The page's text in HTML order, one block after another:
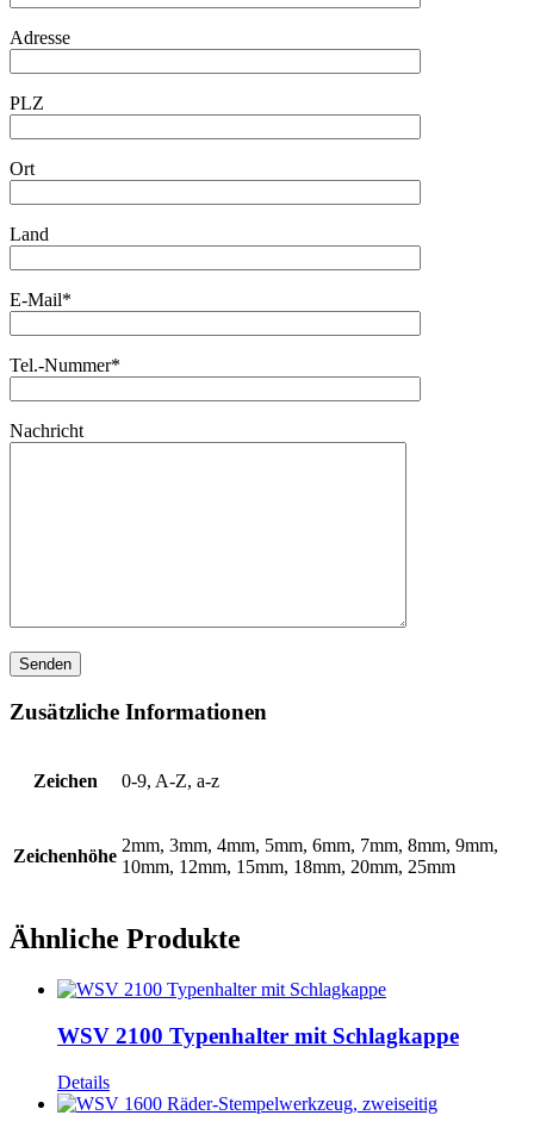
Adresse
PLZ
Ort
Land
E-Mail*
Tel.-Nummer*
Nachricht
Zusätzliche Informationen
Zeichen 0-9, A-Z, a-z
Zeichenhöhe
2mm, 3mm, 4mm, 5mm, 6mm, 7mm, 8mm, 9mm,
10mm, 12mm, 15mm, 18mm, 20mm, 25mm
Ähnliche Produkte
WSV 2100 Typenhalter mit Schlagkappe
Details